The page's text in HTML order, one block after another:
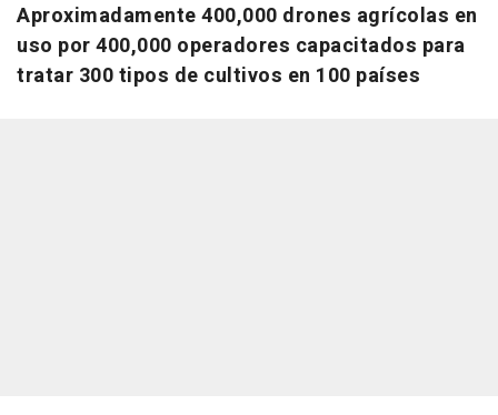
Aproximadamente 400,000 drones agrícolas en
uso por 400,000 operadores capacitados para
tratar 300 tipos de cultivos en 100 países